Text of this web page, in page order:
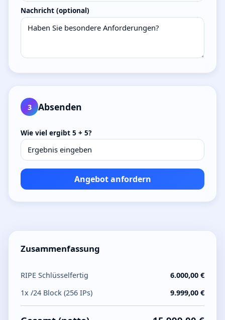
Nachricht (optional)
3 Absenden
Wie viel ergibt 5 + 5?
Angebot anfordern
Zusammenfassung
RIPE Schlüsselfertig
6.000,00 €
1x /24 Block (256 IPs)
9.999,00 €